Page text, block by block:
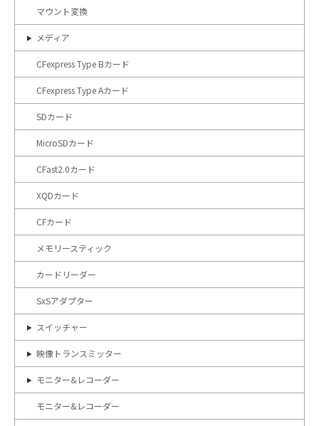
マウント変換
メディア
CFexpress Type Bカード
CFexpress Type Aカード
SDカード
MicroSDカード
CFast2.0カード
XQDカード
CFカード
メモリースティック
カードリーダー
SxSアダプター
スイッチャー
映像トランスミッター
モニター&レコーダー
モニター&レコーダー